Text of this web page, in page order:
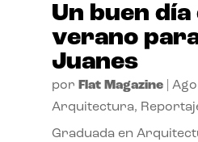
Un buen día
verano
Juanes
por Flat Magazine|
Arquitectura,
Graduada en